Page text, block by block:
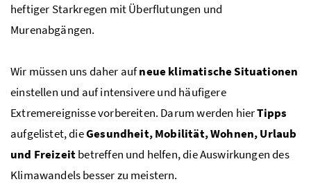
heftiger Starkregen mit Überflutungen und
Murenabgängen.
Wir müssen uns daher aufneue klimatische Situationen
einstellen und auf intensivere und häufigere
Extremereignisse vorbereiten. Darum werden hierTipps
aufgelistet, dieGesundheit, Mobilität, Wohnen, Urlaub
und Freizeitbetreffen und helfen, die Auswirkungen des
Klimawandels besser zu meistern.